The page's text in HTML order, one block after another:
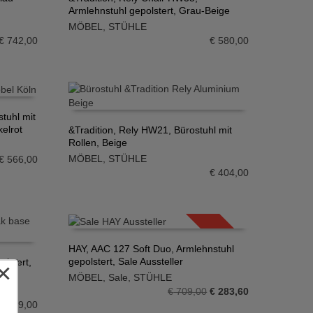
742,00
IN DEN WARENKORB
Armlehnstuhl gepolstert, Grau-Beige
MÖBEL, STÜHLE
€ 580,00
mit
566,00
IN DEN WARENKORB
&Tradition, Rely HW21, Bürostuhl mit
Rollen, Beige
MÖBEL
STÜHLE
€ 404,00
779,00
IN DEN WARENKORB
HAY, AAC 127 Soft Duo, Armlehnstuhl
gepolstert, Sale Aussteller
MÖBEL, Sale, STÜHLE
€709,00 Ursprünglicher
€ 283,60